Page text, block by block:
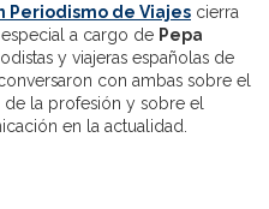
Periodismo de Viajes cierra
a cargo de Pepa
y viajeras españolas de
con ambas sobre el
la profesión y sobre el
en la actualidad.